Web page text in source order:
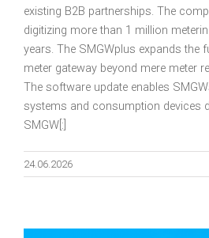
existing B2B partnerships. The
digitizing more than 1 million
years. The SMGWplus expands the
meter gateway beyond mere meter
The software update enables
systems and consumption devices
SMGW[:]
24.06.2026